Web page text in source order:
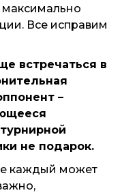
максимально
Все исправим
встречаться в
–
не подарок.
каждый может